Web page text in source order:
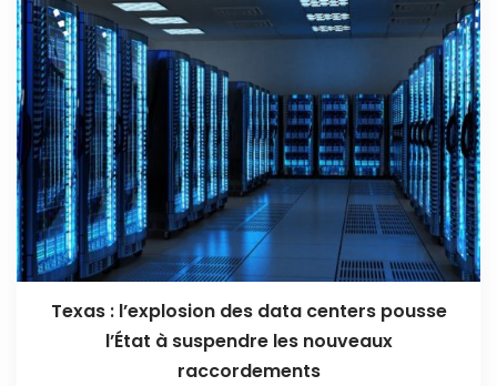
Texas : l’explosion des data centers pousse
l’État à suspendre les nouveaux
raccordements